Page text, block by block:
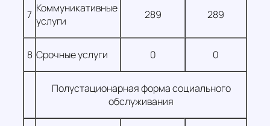
7 Коммуникативные
услуги
289 289
8 Срочные услуги 0 0
Полустационарная форма социального
обслуживания